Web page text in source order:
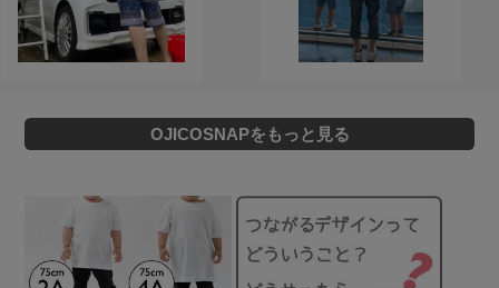
OJICOSNAPをもっと見る